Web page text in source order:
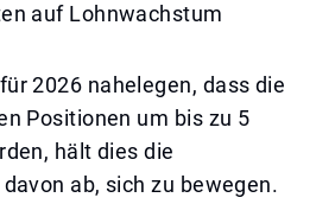
auf Lohnwachstum
2026 nahelegen, dass die
Positionen um bis zu 5
hält dies die
ab, sich zu bewegen.